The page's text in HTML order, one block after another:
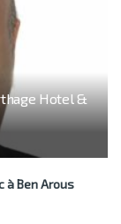
Hotel &
à Ben Arous